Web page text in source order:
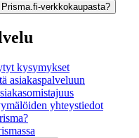
verkkokaupasta?
kysymykset
asiakaspalveluun
yhteystiedot